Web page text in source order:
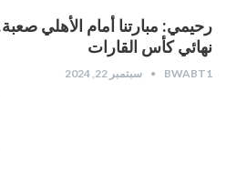
رحيمي: مبارتنا أمام الأهلي
نهائي كأس القارات
BWABT1 سبتمبر 22, 2024